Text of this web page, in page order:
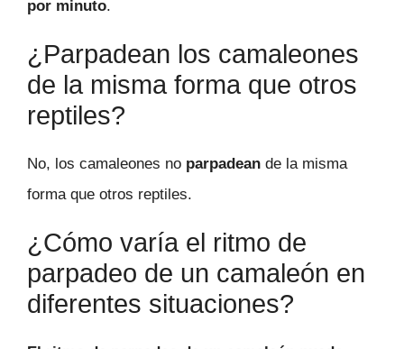
por minuto.
¿Parpadean los camaleones
de la misma forma que otros
reptiles?
No, los camaleones no parpadean de la misma
forma que otros reptiles.
¿Cómo varía el ritmo de
parpadeo de un camaleón en
diferentes situaciones?